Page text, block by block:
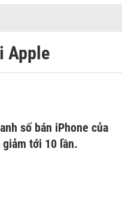
Apple
số bán iPhone của
tới 10 lần.